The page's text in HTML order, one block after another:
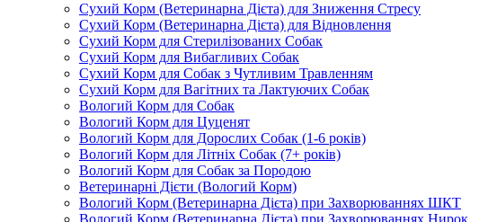
Сухий Корм (Ветеринарна Дієта) для Зниження Стресу
Сухий Корм (Ветеринарна Дієта) для Відновлення
Сухий Корм для Стерилізованих Собак
Сухий Корм для Вибагливих Собак
Сухий Корм для Собак з Чутливим Травленням
Сухий Корм для Вагітних та Лактуючих Собак
Вологий Корм для Собак
Вологий Корм для Цуценят
Вологий Корм для Дорослих Собак (1-6 років)
Вологий Корм для Літніх Собак (7+ років)
Вологий Корм для Собак за Породою
Ветеринарні Дієти (Вологий Корм)
Вологий Корм (Ветеринарна Дієта) при Захворюваннях ШКТ
Вологий Корм (Ветеринарна Дієта) при Захворюваннях Нирок